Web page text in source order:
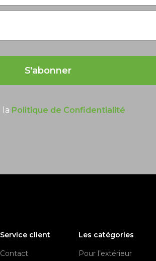
S'abonner
la Politique de Confidentialité
Service client
Contact
Les catégories
Pour l’extérieur